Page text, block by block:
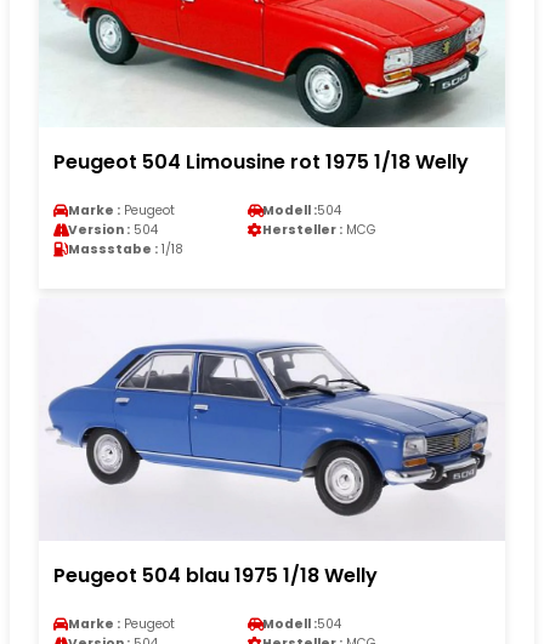
Peugeot 504 Limousine rot 1975 1/18 Welly
Marke : Peugeot Modell :504
Version : 504 Hersteller : MCG
Massstabe : 1/18
Peugeot 504 blau 1975 1/18 Welly
Marke : Peugeot Modell :504